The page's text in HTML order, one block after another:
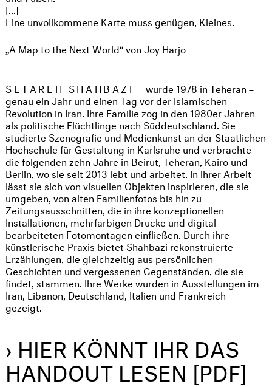
[...]
Eine unvollkommene Karte muss genügen, Kleines.
„A Map to the Next World“ von Joy Harjo
SETAREH SHAHBAZI
wurde 1978 in Teheran –
genau ein Jahr und einen Tag vor der Islamischen
Revolution in Iran. Ihre Familie zog in den 1980er Jahren
als politische Flüchtlinge nach Süddeutschland. Sie
studierte Szenografie und Medienkunst an der Staatlichen
Hochschule für Gestaltung in Karlsruhe und verbrachte
die folgenden zehn Jahre in Beirut, Teheran, Kairo und
Berlin, wo sie seit 2013 lebt und arbeitet. In ihrer Arbeit
lässt sie sich von visuellen Objekten inspirieren, die sie
umgeben, von alten Familienfotos bis hin zu
Zeitungsausschnitten, die in ihre konzeptionellen
Installationen, mehrfarbigen Drucke und digital
bearbeiteten Fotomontagen einfließen. Durch ihre
künstlerische Praxis bietet Shahbazi rekonstruierte
Erzählungen, die gleichzeitig aus persönlichen
Geschichten und vergessenen Gegenständen, die sie
findet, stammen. Ihre Werke wurden in Ausstellungen im
Iran, Libanon, Deutschland, Italien und Frankreich
gezeigt.
› HIER KÖNNT IHR DAS
HANDOUT LESEN [PDF]